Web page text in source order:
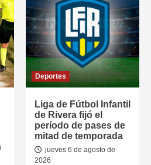
Deportes
Liga de Fútbol Infantil
de Rivera fijó el
período de pases de
mitad de temporada
jueves 6 de agosto de
2026